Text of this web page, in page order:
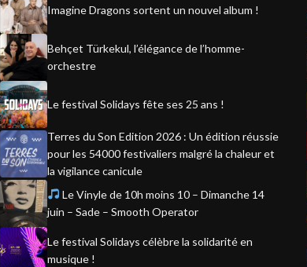
Imagine Dragons sortent un nouvel album !
Behçet Türkekul, l’élégance de l’homme-
orchestre
Le festival Solidays fête ses 25 ans !
Terres du Son Edition 2026 : Un édition réussie
pour les 54000 festivaliers malgré la chaleur et
la vigilance canicule
Le Vinyle de 10h moins 10 – Dimanche 14
juin – Sade – Smooth Operator
Le festival Solidays célèbre la solidarité en
musique !